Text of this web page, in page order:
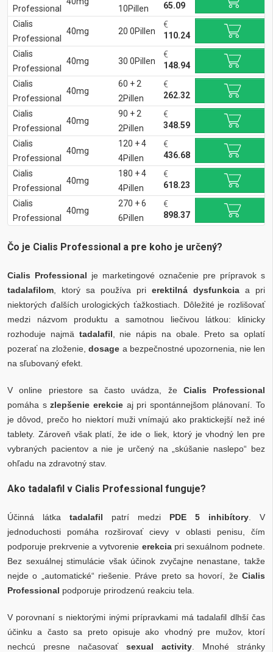
Professional
10Pillen
65.09
Cialis
Professional
40mg 20 0Pillen
€
110.24
Cialis
Professional
40mg 30 0Pillen
€
148.94
Cialis
Professional
40mg
60 + 2
2Pillen
€
262.32
Cialis
Professional
40mg
90 + 2
2Pillen
€
348.59
Cialis
Professional
40mg
120 + 4
4Pillen
€
436.68
Cialis
Professional
40mg
180 + 4
4Pillen
€
618.23
Cialis
Professional
40mg
270 + 6
6Pillen
€
898.37
Čo je Cialis Professional a pre koho je určený?
Cialis Professional je marketingové označenie pre prípravok s
tadalafilom , ktorý sa používa pri erektilná dysfunkcia a pri
niektorých ďalších urologických ťažkostiach. Dôležité je rozlišovať
medzi názvom produktu a samotnou liečivou látkou: klinicky
rozhoduje najmä tadalafil , nie nápis na obale. Preto sa oplatí
pozerať na zloženie,dosage a bezpečnostné upozornenia, nie len
na sľubovaný efekt.
V online priestore sa často uvádza, že Cialis Professional
pomáha szlepšenie erekcieaj pri spontánnejšom plánovaní. To
je dôvod, prečo ho niektorí muži vnímajú ako praktickejší než iné
tablety. Zároveň však platí, že ide o liek, ktorý je vhodný len pre
vybraných pacientov a nie je určený na „skúšanie naslepo“ bez
ohľadu na zdravotný stav.
Ako tadalafil v Cialis Professional funguje?
Účinná látka tadalafil patrí medzi PDE 5 inhibítory . V
jednoduchosti pomáha rozširovať cievy v oblasti penisu, čím
podporuje prekrvenie a vytvorenie erekciapri sexuálnom podnete.
Bez sexuálnej stimulácie však účinok zvyčajne nenastane, takže
nejde o „automatické“ riešenie. Práve preto sa hovorí, že Cialis
Professional podporuje prirodzenú reakciu tela.
V porovnaní s niektorými inými prípravkami má tadalafil dlhší čas
účinku a často sa preto opisuje ako vhodný pre mužov, ktorí
nechcú presne načasovať sexual activity . Mnohé stránky